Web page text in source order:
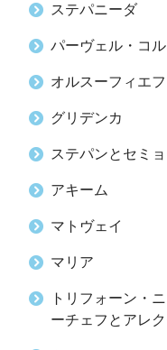
ステパニーダ
パーヴェル・コ
オルスーフィエフ
グリデンカ
ステパンとセミ
アキーム
マトヴェイ
マリア
トリフォーン・
ーチェフとアレ